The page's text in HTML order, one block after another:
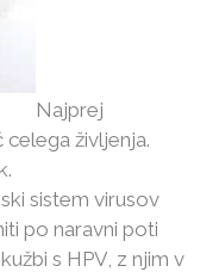
Najprej
celega življenja.
sistem virusov
po naravni poti
s HPV, z njim v